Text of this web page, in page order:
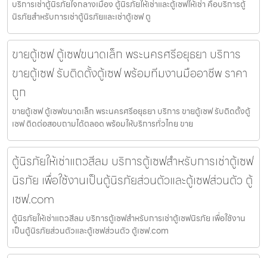
บริการเช่าตู้นิรภัยใจกลางเมือง ตู้นิรภัยให้เช่าและตู้เซฟให้เช่า คือบริการตู้
นิรภัยสำหรับการเช่าตู้นิรภัยและเช่าตู้เซฟ ตู
ขายตู้เซฟ ตู้เซฟขนาดเล็ก พระนครศรีอยุธยา บริการ
ขายตู้เซฟ รับติดตั้งตู้เซฟ พร้อมทีมงานมืออาชีพ ราคา
ถูก
ขายตู้เซฟ ตู้เซฟขนาดเล็ก พระนครศรีอยุธยา บริการ ขายตู้เซฟ รับติดตั้งตู้
เซฟ ติดต่อสอบถามได้ตลอด พร้อมให้บริการทั่วไทย ขาย
ตู้นิรภัยให้เช่าแถวสีลม บริการตู้เซฟสำหรับการเช่าตู้เซฟ
นิรภัย เพื่อใช้งานเป็นตู้นิรภัยส่วนตัวและตู้เซฟส่วนตัว ตู้
เซฟ.com
ตู้นิรภัยให้เช่าแถวสีลม บริการตู้เซฟสำหรับการเช่าตู้เซฟนิรภัย เพื่อใช้งาน
เป็นตู้นิรภัยส่วนตัวและตู้เซฟส่วนตัว ตู้เซฟ.com